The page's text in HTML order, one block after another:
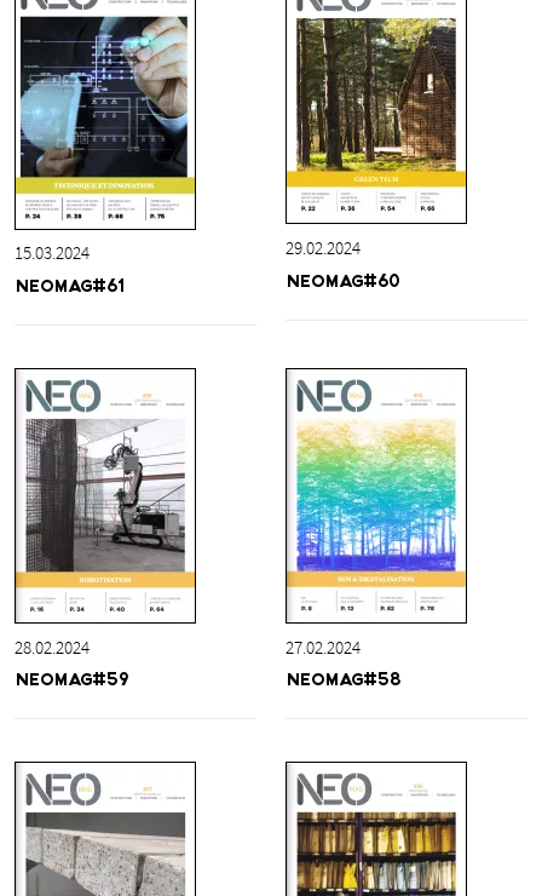
15.03.2024
NEOMAG#61
29.02.2024
NEOMAG#60
28.02.2024
NEOMAG#59
27.02.2024
NEOMAG#58